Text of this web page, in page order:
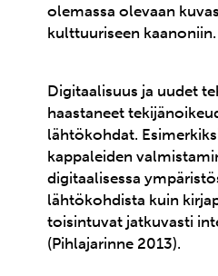
olemassa olevaan
kulttuuriseen kaanoniin.
Digitaalisuus ja uudet
haastaneet
lähtökohdat.
kappaleiden
digitaalisessa
lähtökohdista kuin
toisintuvat jatkuvasti
(Pihlajarinne 2013).